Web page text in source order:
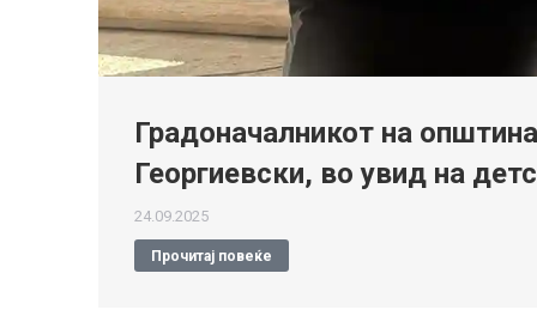
Градоначалникот на
Георгиевски, во увид на
24.09.2025
Прочитај повеќе